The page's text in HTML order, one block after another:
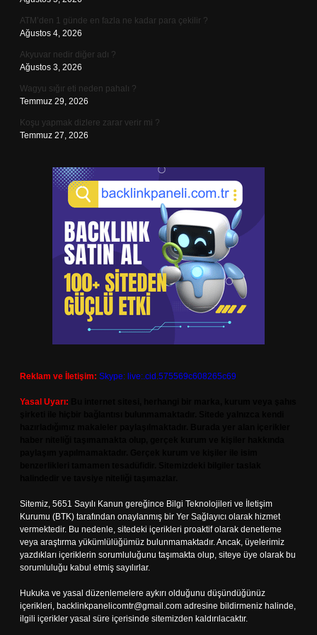
ATM’den 1 günde en fazla ne kadar para çekilir ?
Ağustos 4, 2026
Akyuvar nedir diğer adı ?
Ağustos 3, 2026
Wagyu sığır eti neden pahalı ?
Temmuz 29, 2026
Koşu yapmak dizlere zarar verir mi ?
Temmuz 27, 2026
Reklam ve İletişim: Skype: live:.cid.575569c608265c69
Yasal Uyarı:
Sitemiz, 5651 Sayılı Kanun gereğince Bilgi Teknolojileri ve İletişim
Kurumu (BTK) tarafından onaylanmış bir Yer Sağlayıcı olarak hizmet
vermektedir. Bu nedenle, sitedeki içerikleri proaktif olarak denetleme
veya araştırma yükümlülüğümüz bulunmamaktadır. Ancak, üyelerimiz
yazdıkları içeriklerin sorumluluğunu taşımakta olup, siteye üye olarak bu
sorumluluğu kabul etmiş sayılırlar.
Hukuka ve yasal düzenlemelere aykırı olduğunu düşündüğünüz
içerikleri, backlinkpanelicomtr@gmail.com adresine bildirmeniz halinde,
ilgili içerikler yasal süre içerisinde sitemizden kaldırılacaktır.